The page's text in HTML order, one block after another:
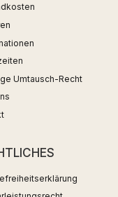
Umtausch-Recht